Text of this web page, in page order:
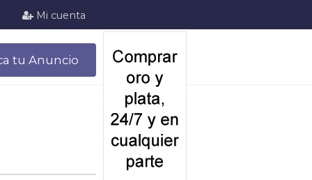
Mi cuenta
tu Anuncio